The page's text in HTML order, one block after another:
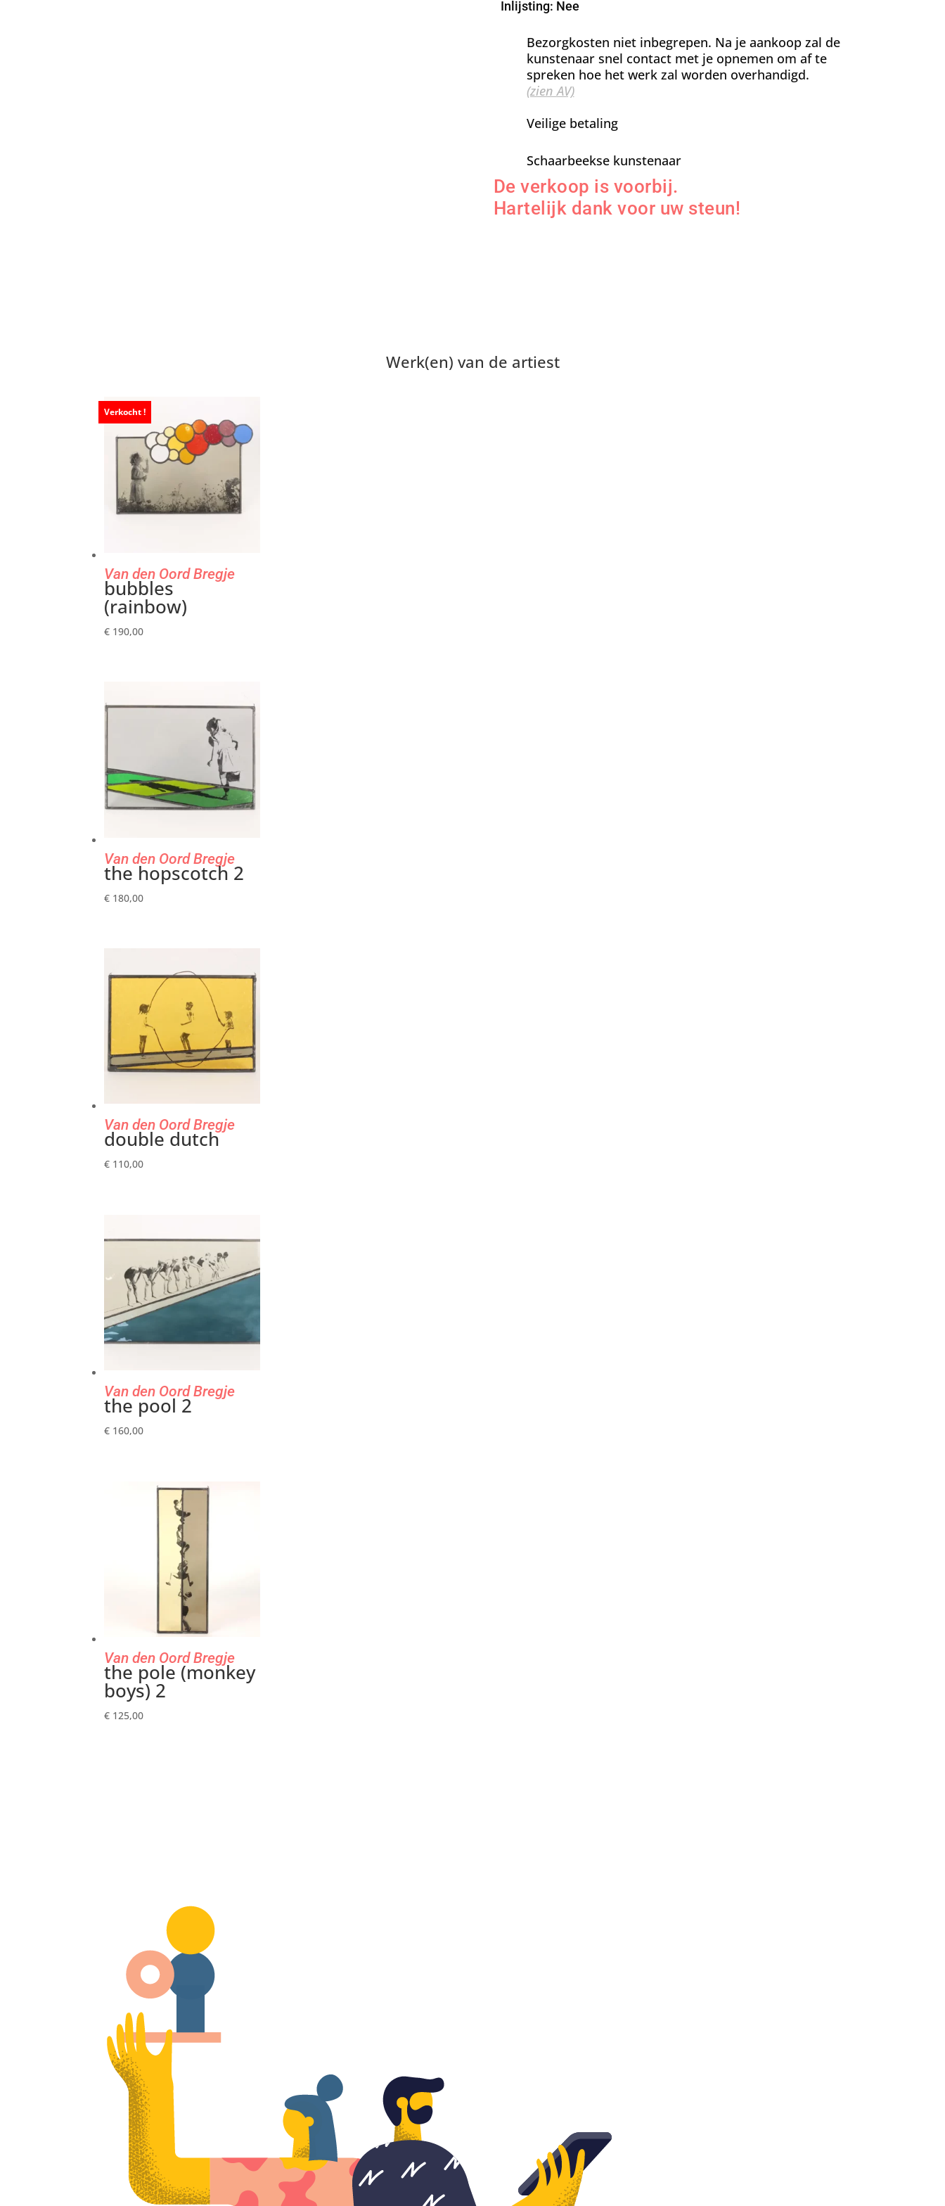
Inlijsting: Nee
Bezorgkosten niet inbegrepen. Na je aankoop zal de
kunstenaar snel contact met je opnemen om af te
spreken hoe het werk zal worden overhandigd.
(zien AV)
Veilige betaling
Schaarbeekse kunstenaar
De verkoop is voorbij.
Hartelijk dank voor uw steun!
Werk(en) van de artiest
Verkocht !
Van den Oord Bregje
bubbles
(rainbow)
€ 190,00
Van den Oord Bregje
the hopscotch 2
€ 180,00
Verkocht !
Van den Oord Bregje
double dutch
€ 110,00
Verkocht !
Van den Oord Bregje
the pool 2
€ 160,00
Verkocht !
Van den Oord Bregje
the pole (monkey
boys) 2
€ 125,00